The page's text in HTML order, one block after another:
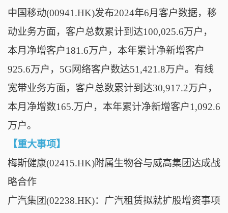
中国移动(00941.HK)发布2024年6月客户数据，移
动业务方面，客户总数累计到达100,025.6万户，
本月净增客户181.6万户，本年累计净新增客户
925.6万户，5G网络客户数达51,421.8万户。有线
宽带业务方面，客户总数累计到达30,917.2万户，
本月净增数165.万户，本年累计净新增客户1,092.6
万户。
【重大事项】
梅斯健康(02415.HK)附属生物谷与威高集团达成战
略合作
广汽集团(02238.HK)：广汽租赁拟就扩股增资事项